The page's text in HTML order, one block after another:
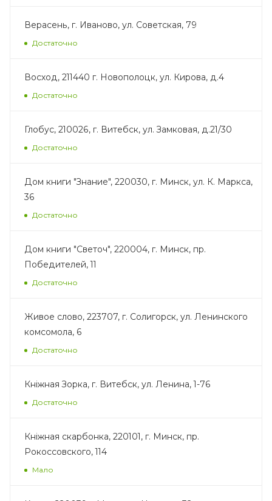
Верасень, г. Иваново, ул. Советская, 79
Достаточно
Восход, 211440 г. Новополоцк, ул. Кирова, д.4
Достаточно
Глобус, 210026, г. Витебск, ул. Замковая, д.21/30
Достаточно
Дом книги "Знание", 220030, г. Минск, ул. К. Маркса,
36
Достаточно
Дом книги "Светоч", 220004, г. Минск, пр.
Победителей, 11
Достаточно
Живое слово, 223707, г. Солигорск, ул. Ленинского
комсомола, 6
Достаточно
Кнiжная Зорка, г. Витебск, ул. Ленина, 1-76
Достаточно
Кнiжная скарбонка, 220101, г. Минск, пр.
Рокоссовского, 114
Мало